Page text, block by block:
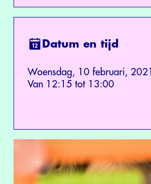
Datum en tijd
Woensdag, 10 februari, 2021
Van 12:15 tot 13:00